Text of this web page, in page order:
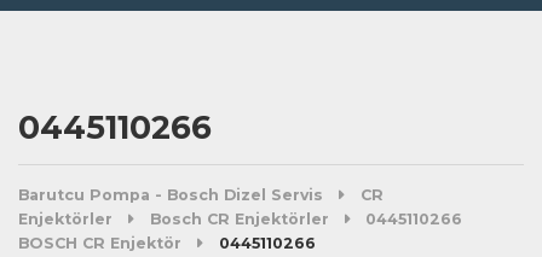
0445110266
Barutcu Pompa - Bosch Dizel Servis
CR
Enjektörler
Bosch CR Enjektörler
0445110266
BOSCH CR Enjektör
0445110266